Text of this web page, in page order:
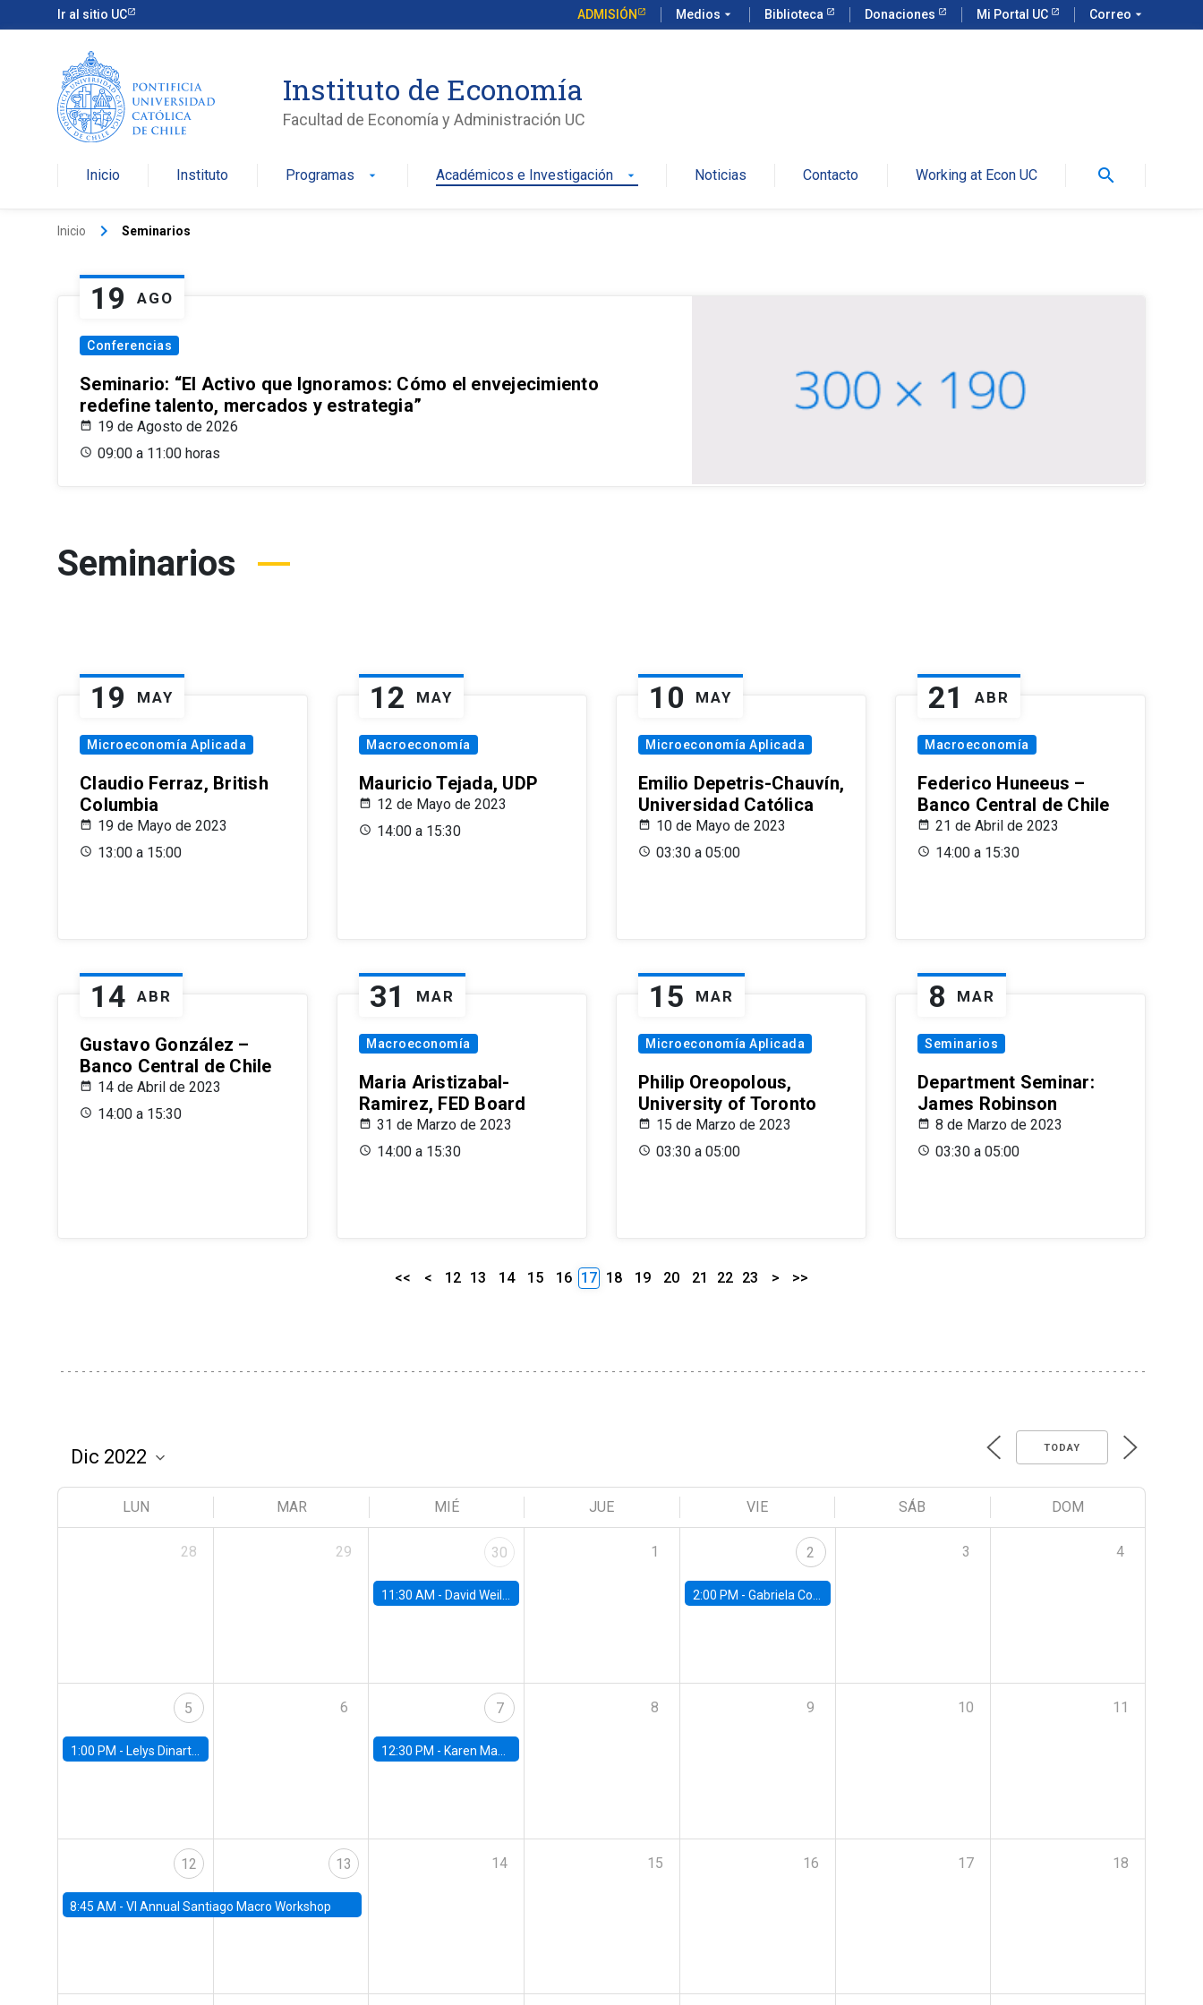
Ir al sitio UC ADMISIÓN Medios arrow_drop_down Biblioteca Donaciones Mi Portal UC Correo arrow_drop_down
Instituto de Economía
Facultad de Economía y Administración UC
Inicio Instituto Programas arrow_drop_down Académicos e Investigación arrow_drop_down Noticias Contacto Working at Econ UC search
Inicio keyboard_arrow_right Seminarios
19 AGO
Conferencias
Seminario: “El Activo que Ignoramos: Cómo el envejecimiento
redefine talento, mercados y estrategia”
19 de Agosto de 2026
09:00 a 11:00 horas
Seminarios
19 MAY
Microeconomía Aplicada
Claudio Ferraz, British
Columbia
19 de Mayo de 2023
13:00 a 15:00
12 MAY
Macroeconomía
Mauricio Tejada, UDP
12 de Mayo de 2023
14:00 a 15:30
10 MAY
Microeconomía Aplicada
Emilio Depetris-Chauvín,
Universidad Católica
10 de Mayo de 2023
03:30 a 05:00
21 ABR
Macroeconomía
Federico Huneeus –
Banco Central de Chile
21 de Abril de 2023
14:00 a 15:30
14 ABR
Gustavo González –
Banco Central de Chile
14 de Abril de 2023
14:00 a 15:30
31 MAR
Macroeconomía
Maria Aristizabal-
Ramirez, FED Board
31 de Marzo de 2023
14:00 a 15:30
15 MAR
Microeconomía Aplicada
Philip Oreopolous,
University of Toronto
15 de Marzo de 2023
03:30 a 05:00
8 MAR
Seminarios
Department Seminar:
James Robinson
8 de Marzo de 2023
03:30 a 05:00
<< < 12 13 14 15 16 17 18 19 20 21 22 23 > >>
TODAY
LUN MAR MIÉ JUE VIE SÁB DOM
28 29 30
11:30 AM - David Weil, Brown University
1 2
2:00 PM - Gabriela Contreras, Banco Central de Chile y UC
3 4
5
1:00 PM - Lelys Dinarte, Banco Mundial
6 7
12:30 PM - Karen Macours, Paris School of Economics
8 9 10 11
12
8:45 AM - VI Annual Santiago Macro Workshop
13 14 15 16 17 18